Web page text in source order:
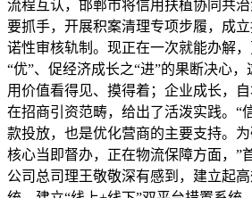
流程互认，邯郸市将信用扶植协同共
要抓手，开展积案清理专项步履，成
诺性审核轨制。现正在一次就能办解
“优”、促经济成长之“进”的果断决心
用价值看得见、摸得着；企业成长，
在招商引资范畴，给出了活泼实践。“
款投放，也是优化营商的主要支持。
核心当即督办，正在物流保障方面，”
公司总司理王敬敬深有感到，建立起